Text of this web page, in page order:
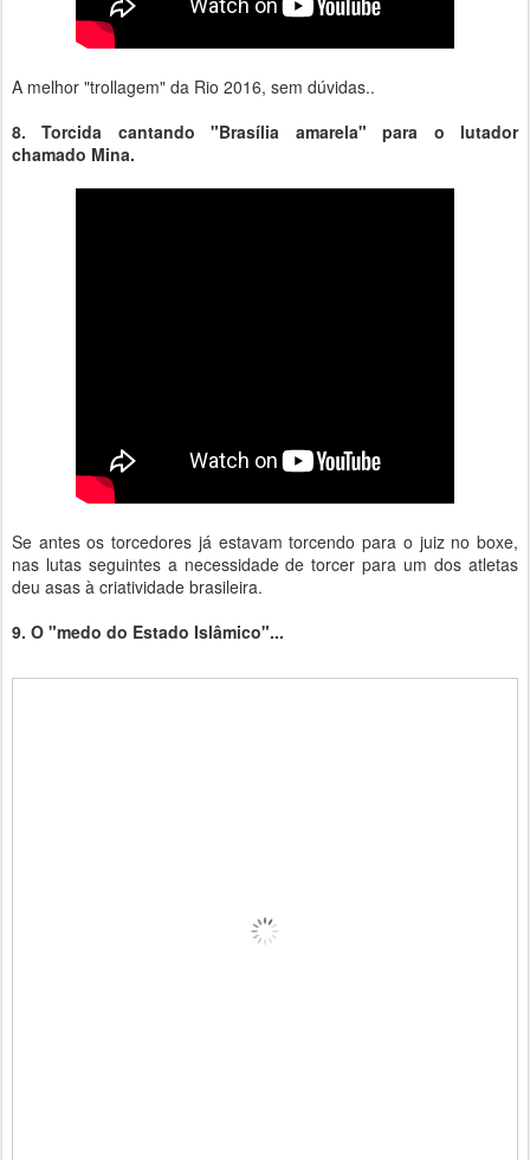
A melhor "trollagem" da Rio 2016, sem dúvidas..
8. Torcida cantando "Brasília amarela" para o lutador
chamado Mina.
Se antes os torcedores já estavam torcendo para o juiz no boxe,
nas lutas seguintes a necessidade de torcer para um dos atletas
deu asas à criatividade brasileira.
9. O "medo do Estado Islâmico"...